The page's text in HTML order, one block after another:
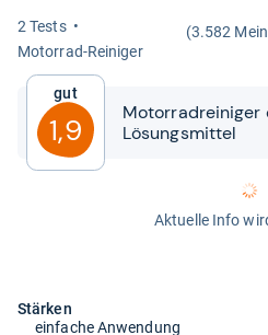
2 Tests
(3.582
Motor­rad-​Rei­ni­ger
Gut
1,9
Motor­radrei­ni­ger
Lösungs­mit­tel
Aktuelle Info
Stärken
einfache Anwendung